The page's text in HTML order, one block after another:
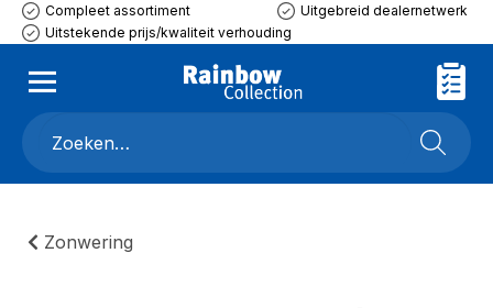
Compleet assortiment
Uitgebreid dealernetwerk
Uitstekende prijs/kwaliteit verhouding
Zonwering